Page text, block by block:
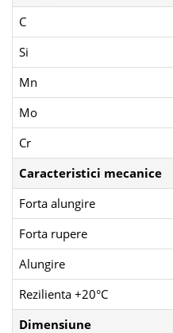
C
Si
Mn
Mo
Cr
Caracteristici mecanice
Forta alungire
Forta rupere
Alungire
Rezilienta +20°C
Dimensiune